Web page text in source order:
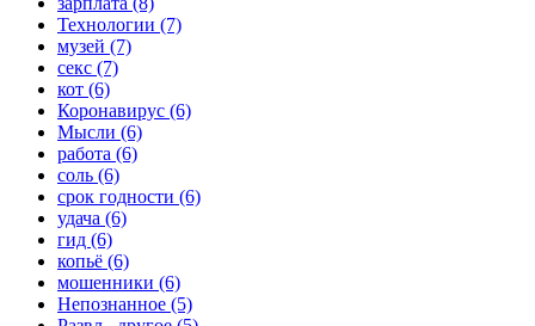
Технологии (7)
музей (7)
секс (7)
кот (6)
Коронавирус (6)
Мысли (6)
работа (6)
соль (6)
срок годности (6)
удача (6)
гид (6)
копьё (6)
мошенники (6)
Непознанное (5)